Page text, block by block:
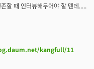
할 때 인터뷰해두어야 할 텐데.....
kangfull/11